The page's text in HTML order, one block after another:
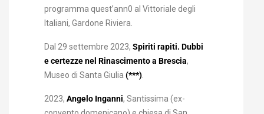
programma quest’ann0 al Vittoriale degli
Italiani, Gardone Riviera.
Dal 29 settembre 2023, Spiriti rapiti. Dubbi
e certezze nel Rinascimento a Brescia,
Museo di Santa Giulia (***)
2023, Angelo Inganni, Santissima (ex-